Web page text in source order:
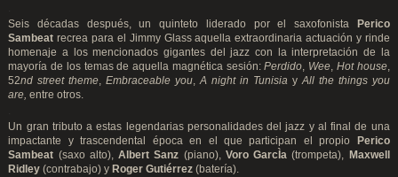
Seis décadas después, un quinteto liderado por el saxofonista
Perico
Sambeat recrea para el Jimmy Glass aquella extraordinaria actuación y rinde
homenaje a los mencionados gigantes del jazz con la interpretación de la
mayoría de los temas de aquella magnética sesión:Perdido, Wee, Hot house,
52nd street theme,Embraceable you,A night in TunisiayAll the things you
are, entre otros.
Un gran tributo a estas legendarias personalidades del jazz y al final de una
impactante y trascendental época en el que participan el propio
Perico
Sambeat (saxo alto),Albert Sanz (piano), Voro GarcÌa (trompeta), Maxwell
Ridley (contrabajo) y Roger Gutiérrez (batería).